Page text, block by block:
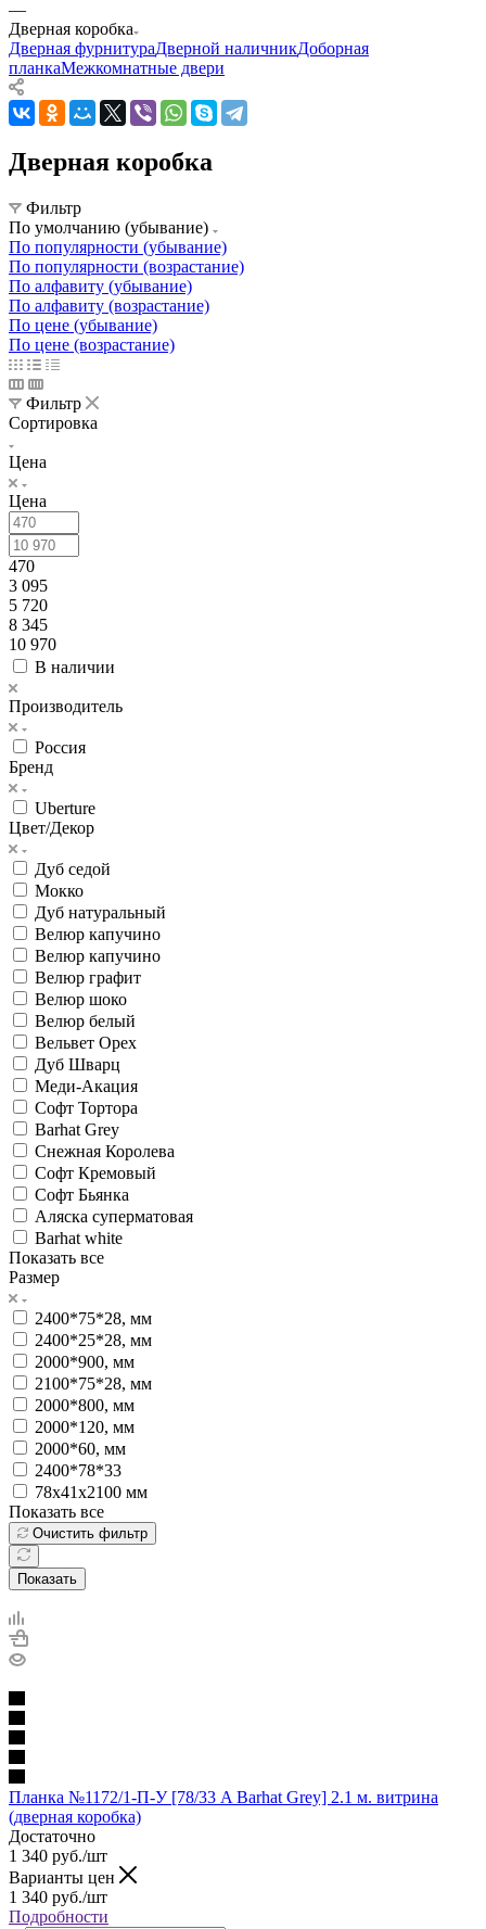
—
Дверная коробка
Дверная фурнитураДверной наличникДоборная
планкаМежкомнатные двери
Дверная коробка
Фильтр
По умолчанию (убывание)
По популярности (убывание)
По популярности (возрастание)
По алфавиту (убывание)
По алфавиту (возрастание)
По цене (убывание)
По цене (возрастание)
Фильтр
Сортировка
Цена
Цена
470
3 095
5 720
8 345
10 970
В наличии
Производитель
Россия
Бренд
Uberture
Цвет/Декор
Дуб седой
Мокко
Дуб натуральный
Велюр капучино
Велюр капучино
Велюр графит
Велюр шоко
Велюр белый
Вельвет Орех
Дуб Шварц
Меди-Акация
Софт Тортора
Barhat Grey
Снежная Королева
Софт Кремовый
Софт Бьянка
Аляска суперматовая
Barhat white
Показать все
Размер
2400*75*28, мм
2400*25*28, мм
2000*900, мм
2100*75*28, мм
2000*800, мм
2000*120, мм
2000*60, мм
2400*78*33
78х41х2100 мм
Показать все
Очистить фильтр
Показать
Планка №1172/1-П-У [78/33 A Barhat Grey] 2.1 м. витрина
(дверная коробка)
Достаточно
1 340 руб./шт
Варианты цен
1 340 руб./шт
Подробности